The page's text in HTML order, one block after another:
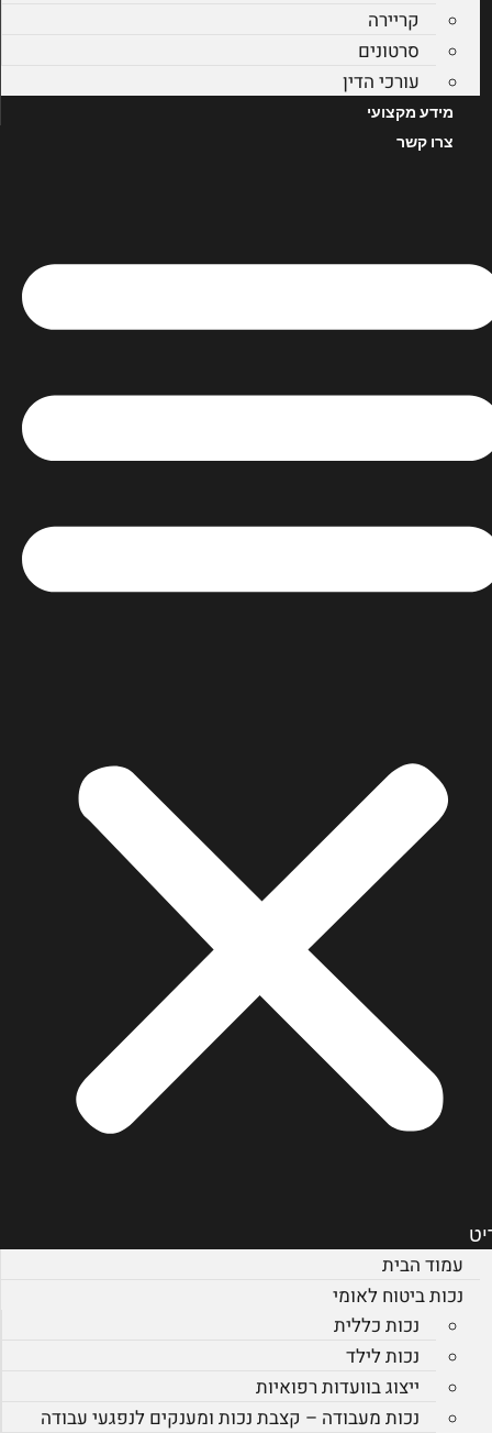
קריירה
סרטונים
עורכי הדין
מידע מקצועי
צרו קשר
עמוד הבית
נכות ביטוח לאומי
נכות כללית
נכות לילד
ייצוג בוועדות רפואיות
נכות מעבודה – קצבת נכות ומענקים לנפגעי עבודה